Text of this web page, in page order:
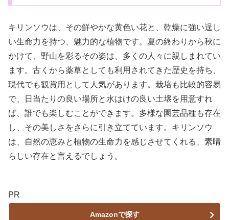
キリンソウは、その鮮やかな黄色い花と、乾燥に強い逞し
い生命力を持つ、魅力的な植物です。夏の終わりから秋に
かけて、野山を彩るその姿は、多くの人々に親しまれてい
ます。古くから薬草としても利用されてきた歴史を持ち、
現代でも観賞用として人気があります。栽培も比較的容易
で、日当たりの良い場所と水はけの良い土壌を用意すれ
ば、誰でも楽しむことができます。多様な園芸品種も存在
し、その美しさをさらに引き立てています。キリンソウ
は、自然の恵みと植物の生命力を感じさせてくれる、素晴
らしい存在と言えるでしょう。
PR
Amazonで探す